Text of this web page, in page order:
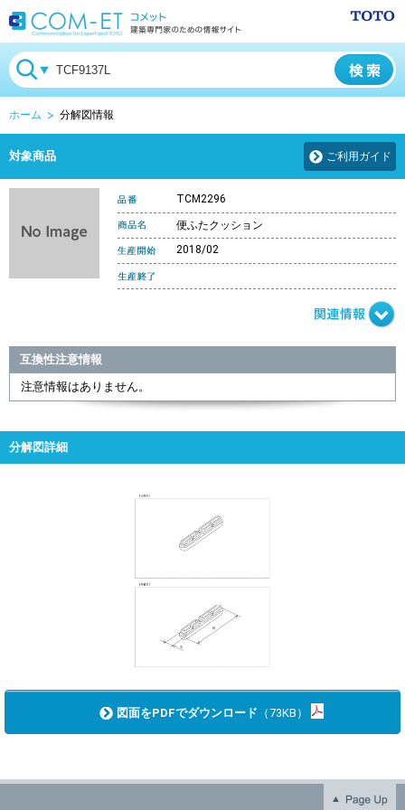
ホーム 分解図情報
対象商品 ご利用ガイド
TCM2296
便ふたクッション
2018/02
互換性注意情報
注意情報はありません。
分解図詳細
図面をPDFでダウンロード （73KB）